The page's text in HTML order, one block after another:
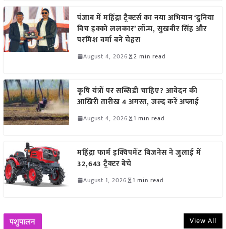
पंजाब में महिंद्रा ट्रैक्टर्स का नया अभियान ‘दुनिया
विच इक्को ललकार’ लॉन्च, सुखबीर सिंह और
परमिश वर्मा बने चेहरा
August 4, 2026 2 min read
कृषि यंत्रों पर सब्सिडी चाहिए? आवेदन की
आखिरी तारीख 4 अगस्त, जल्द करें अप्लाई
August 4, 2026 1 min read
महिंद्रा फार्म इक्विपमेंट बिजनेस ने जुलाई में
32,643 ट्रैक्टर बेचे
August 1, 2026 1 min read
पशुपालन View All